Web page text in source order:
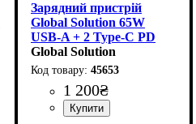
Зарядний пристрій
Global Solution 65W
USB-A + 2 Type-C PD
Global Solution
45653
1 200₴